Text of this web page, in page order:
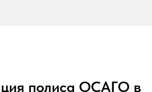
полиса ОСАГО в